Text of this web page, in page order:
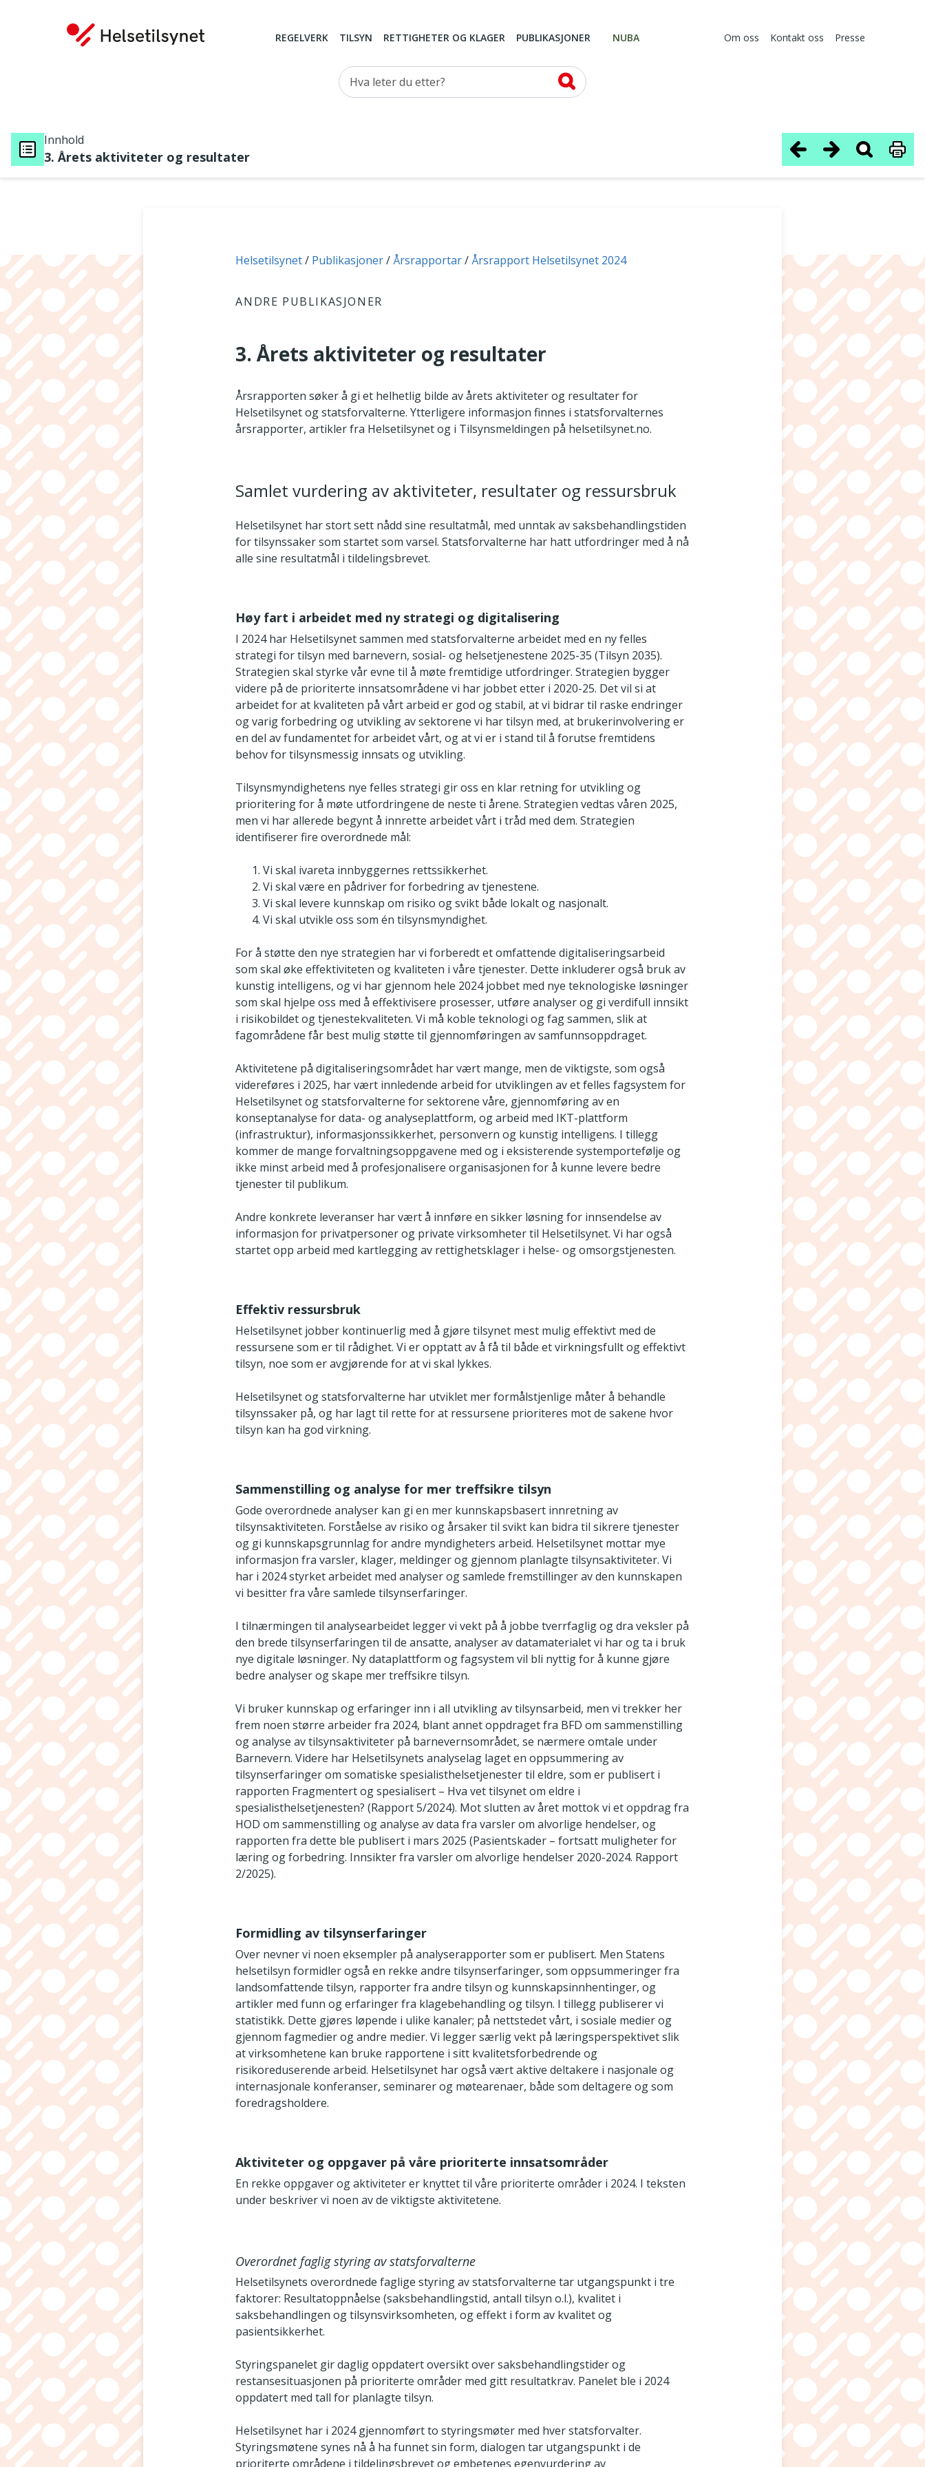
REGELVERK TILSYN RETTIGHETER OG KLAGER PUBLIKASJONER NUBA Om oss Kontakt oss Presse
Hva leter du etter?
Innhold
3. Årets aktiviteter og resultater
Du er her:
Helsetilsynet Publikasjoner Årsrapportar Årsrapport Helsetilsynet 2024
ANDRE PUBLIKASJONER
3. Årets aktiviteter og resultater
Årsrapporten søker å gi et helhetlig bilde av årets aktiviteter og resultater for
Helsetilsynet og statsforvalterne. Ytterligere informasjon finnes i statsforvalternes
årsrapporter, artikler fra Helsetilsynet og i Tilsynsmeldingen på helsetilsynet.no.
Samlet vurdering av aktiviteter, resultater og ressursbruk
Helsetilsynet har stort sett nådd sine resultatmål, med unntak av saksbehandlingstiden
for tilsynssaker som startet som varsel. Statsforvalterne har hatt utfordringer med å nå
alle sine resultatmål i tildelingsbrevet.
Høy fart i arbeidet med ny strategi og digitalisering
I 2024 har Helsetilsynet sammen med statsforvalterne arbeidet med en ny felles
strategi for tilsyn med barnevern, sosial- og helsetjenestene 2025-35 (Tilsyn 2035).
Strategien skal styrke vår evne til å møte fremtidige utfordringer. Strategien bygger
videre på de prioriterte innsatsområdene vi har jobbet etter i 2020-25. Det vil si at
arbeidet for at kvaliteten på vårt arbeid er god og stabil, at vi bidrar til raske endringer
og varig forbedring og utvikling av sektorene vi har tilsyn med, at brukerinvolvering er
en del av fundamentet for arbeidet vårt, og at vi er i stand til å forutse fremtidens
behov for tilsynsmessig innsats og utvikling.
Tilsynsmyndighetens nye felles strategi gir oss en klar retning for utvikling og
prioritering for å møte utfordringene de neste ti årene. Strategien vedtas våren 2025,
men vi har allerede begynt å innrette arbeidet vårt i tråd med dem. Strategien
identifiserer fire overordnede mål:
Vi skal ivareta innbyggernes rettssikkerhet.
Vi skal være en pådriver for forbedring av tjenestene.
Vi skal levere kunnskap om risiko og svikt både lokalt og nasjonalt.
Vi skal utvikle oss som én tilsynsmyndighet.
For å støtte den nye strategien har vi forberedt et omfattende digitaliseringsarbeid
som skal øke effektiviteten og kvaliteten i våre tjenester. Dette inkluderer også bruk av
kunstig intelligens, og vi har gjennom hele 2024 jobbet med nye teknologiske løsninger
som skal hjelpe oss med å effektivisere prosesser, utføre analyser og gi verdifull innsikt
i risikobildet og tjenestekvaliteten. Vi må koble teknologi og fag sammen, slik at
fagområdene får best mulig støtte til gjennomføringen av samfunnsoppdraget.
Aktivitetene på digitaliseringsområdet har vært mange, men de viktigste, som også
videreføres i 2025, har vært innledende arbeid for utviklingen av et felles fagsystem for
Helsetilsynet og statsforvalterne for sektorene våre, gjennomføring av en
konseptanalyse for data- og analyseplattform, og arbeid med IKT-plattform
(infrastruktur), informasjonssikkerhet, personvern og kunstig intelligens. I tillegg
kommer de mange forvaltningsoppgavene med og i eksisterende systemportefølje og
ikke minst arbeid med å profesjonalisere organisasjonen for å kunne levere bedre
tjenester til publikum.
Andre konkrete leveranser har vært å innføre en sikker løsning for innsendelse av
informasjon for privatpersoner og private virksomheter til Helsetilsynet. Vi har også
startet opp arbeid med kartlegging av rettighetsklager i helse- og omsorgstjenesten.
Effektiv ressursbruk
Helsetilsynet jobber kontinuerlig med å gjøre tilsynet mest mulig effektivt med de
ressursene som er til rådighet. Vi er opptatt av å få til både et virkningsfullt og effektivt
tilsyn, noe som er avgjørende for at vi skal lykkes.
Helsetilsynet og statsforvalterne har utviklet mer formålstjenlige måter å behandle
tilsynssaker på, og har lagt til rette for at ressursene prioriteres mot de sakene hvor
tilsyn kan ha god virkning.
Sammenstilling og analyse for mer treffsikre tilsyn
Gode overordnede analyser kan gi en mer kunnskapsbasert innretning av
tilsynsaktiviteten. Forståelse av risiko og årsaker til svikt kan bidra til sikrere tjenester
og gi kunnskapsgrunnlag for andre myndigheters arbeid. Helsetilsynet mottar mye
informasjon fra varsler, klager, meldinger og gjennom planlagte tilsynsaktiviteter. Vi
har i 2024 styrket arbeidet med analyser og samlede fremstillinger av den kunnskapen
vi besitter fra våre samlede tilsynserfaringer.
I tilnærmingen til analysearbeidet legger vi vekt på å jobbe tverrfaglig og dra veksler på
den brede tilsynserfaringen til de ansatte, analyser av datamaterialet vi har og ta i bruk
nye digitale løsninger. Ny dataplattform og fagsystem vil bli nyttig for å kunne gjøre
bedre analyser og skape mer treffsikre tilsyn.
Vi bruker kunnskap og erfaringer inn i all utvikling av tilsynsarbeid, men vi trekker her
frem noen større arbeider fra 2024, blant annet oppdraget fra BFD om sammenstilling
og analyse av tilsynsaktiviteter på barnevernsområdet, se nærmere omtale under
Barnevern. Videre har Helsetilsynets analyselag laget en oppsummering av
tilsynserfaringer om somatiske spesialisthelsetjenester til eldre, som er publisert i
rapporten Fragmentert og spesialisert – Hva vet tilsynet om eldre i
spesialisthelsetjenesten? (Rapport 5/2024). Mot slutten av året mottok vi et oppdrag fra
HOD om sammenstilling og analyse av data fra varsler om alvorlige hendelser, og
rapporten fra dette ble publisert i mars 2025 (Pasientskader – fortsatt muligheter for
læring og forbedring. Innsikter fra varsler om alvorlige hendelser 2020-2024. Rapport
2/2025).
Formidling av tilsynserfaringer
Over nevner vi noen eksempler på analyserapporter som er publisert. Men Statens
helsetilsyn formidler også en rekke andre tilsynserfaringer, som oppsummeringer fra
landsomfattende tilsyn, rapporter fra andre tilsyn og kunnskapsinnhentinger, og
artikler med funn og erfaringer fra klagebehandling og tilsyn. I tillegg publiserer vi
statistikk. Dette gjøres løpende i ulike kanaler; på nettstedet vårt, i sosiale medier og
gjennom fagmedier og andre medier. Vi legger særlig vekt på læringsperspektivet slik
at virksomhetene kan bruke rapportene i sitt kvalitetsforbedrende og
risikoreduserende arbeid. Helsetilsynet har også vært aktive deltakere i nasjonale og
internasjonale konferanser, seminarer og møtearenaer, både som deltagere og som
foredragsholdere.
Aktiviteter og oppgaver på våre prioriterte innsatsområder
En rekke oppgaver og aktiviteter er knyttet til våre prioriterte områder i 2024. I teksten
under beskriver vi noen av de viktigste aktivitetene.
Overordnet faglig styring av statsforvalterne
Helsetilsynets overordnede faglige styring av statsforvalterne tar utgangspunkt i tre
faktorer: Resultatoppnåelse (saksbehandlingstid, antall tilsyn o.l.), kvalitet i
saksbehandlingen og tilsynsvirksomheten, og effekt i form av kvalitet og
pasientsikkerhet.
Styringspanelet gir daglig oppdatert oversikt over saksbehandlingstider og
restansesituasjonen på prioriterte områder med gitt resultatkrav. Panelet ble i 2024
oppdatert med tall for planlagte tilsyn.
Helsetilsynet har i 2024 gjennomført to styringsmøter med hver statsforvalter.
Styringsmøtene synes nå å ha funnet sin form, dialogen tar utgangspunkt i de
prioriterte områdene i tildelingsbrevet og embetenes egenvurdering av